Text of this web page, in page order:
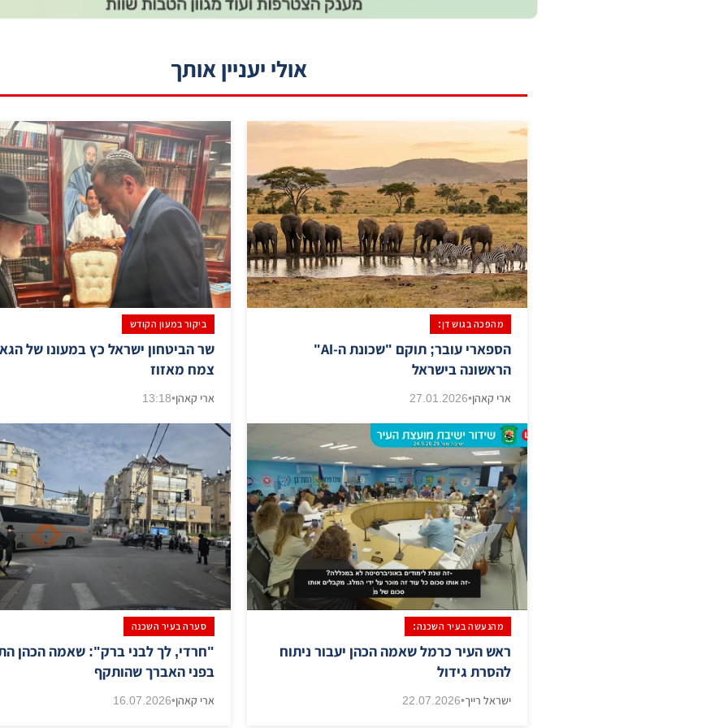
אולי יעניין אותך
מהפכה בגוש דן:
הספארי עובר; תוקם "שכונת ה-AI"
הראשונה בישראל
ארי קאהן•
27.01.2026
ביקור במעון הקודש
שר הביטחון ישראל כץ במעונו של
צמח מאזוז
ארי קאהן•
13:18
מהנעשה בעיר השכנה:
ראש העיר כרמל שאמה הכהן יעבור ניתוח
להסרת גידול
ישראל רייך•
22.07.2026
סערה בעיר השכנה
​"חרדי, לך לבני ברק": שאמה הכהן
בפני האברך שהותקף
ארי קאהן•
16.07.2026